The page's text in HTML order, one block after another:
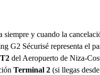
siempre y cuando la
G2 Sécurisé representa el
del Aeropuerto de Niza-
Terminal 2 (si llegas